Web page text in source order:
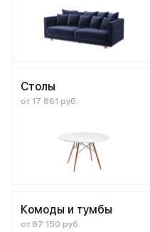
Столы
от 17 861 руб.
Комоды и тумбы
от 87 150 руб.